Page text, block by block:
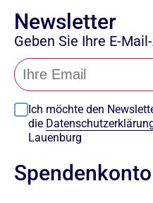
Newsletter
Geben Sie Ihre E-
Ich möchte den
die
Lauenburg
Spendenkonto